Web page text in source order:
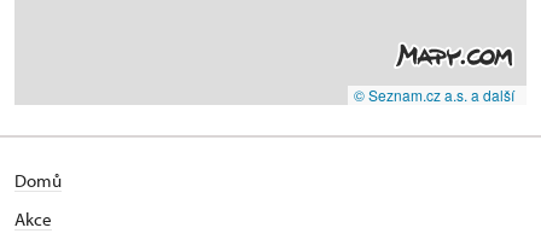
© Seznam.cz a.s. a další
Domů
Akce